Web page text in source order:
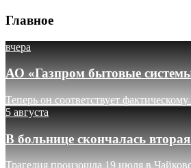
Главное
вчера
АО «Газпром бытовые
Теперь он соответствует
5 августа
В больнице скончалась
Трагедия произошла 19 июля в